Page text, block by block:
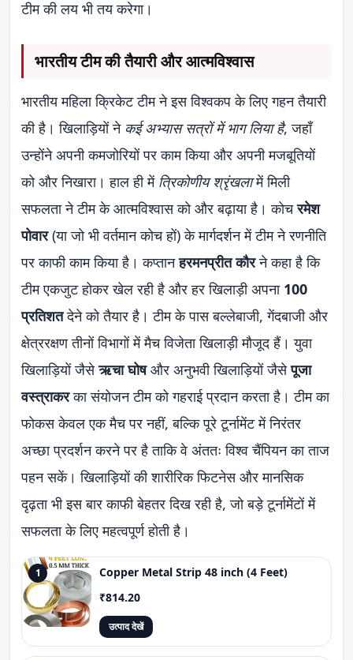
टीम की लय भी तय करेगा।
भारतीय टीम की तैयारी और आत्मविश्वास
भारतीय महिला क्रिकेट टीम ने इस विश्वकप के लिए गहन तैयारी
की है। खिलाड़ियों ने कई अभ्यास सत्रों में भाग लिया है, जहाँ
उन्होंने अपनी कमजोरियों पर काम किया और अपनी मजबूतियों
को और निखारा। हाल ही में त्रिकोणीय श्रृंखलामें मिली
सफलता ने टीम के आत्मविश्वास को और बढ़ाया है। कोचरमेश
पोवार(या जो भी वर्तमान कोच हों) के मार्गदर्शन में टीम ने रणनीति
पर काफी काम किया है। कप्तानहरमनप्रीत कौरने कहा है कि
टीम एकजुट होकर खेल रही है और हर खिलाड़ी अपना 100
प्रतिशतदेने को तैयार है। टीम के पास बल्लेबाजी, गेंदबाजी और
क्षेत्ररक्षण तीनों विभागों में मैच विजेता खिलाड़ी मौजूद हैं। युवा
खिलाड़ियों जैसेऋचा घोषऔर अनुभवी खिलाड़ियों जैसेपूजा
वस्त्राकरका संयोजन टीम को गहराई प्रदान करता है। टीम का
फोकस केवल एक मैच पर नहीं, बल्कि पूरे टूर्नामेंट में निरंतर
अच्छा प्रदर्शन करने पर है ताकि वे अंततः विश्व चैंपियन का ताज
पहन सकें। खिलाड़ियों की शारीरिक फिटनेस और मानसिक
दृढ़ता भी इस बार काफी बेहतर दिख रही है, जो बड़े टूर्नामेंटों में
सफलता के लिए महत्वपूर्ण होती है।
1
Copper Metal Strip 48 inch (4 Feet)
₹814.20
उत्पाद देखें